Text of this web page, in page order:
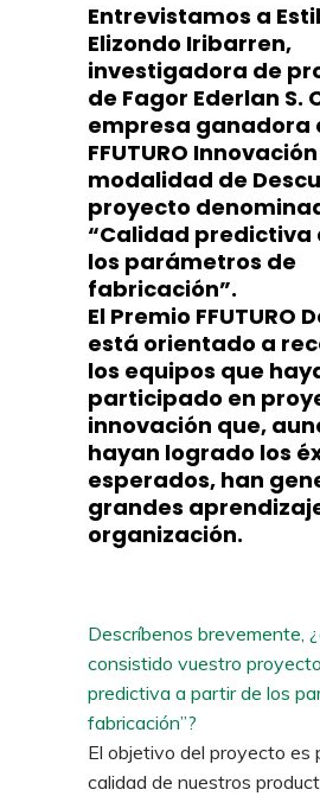
Entrevistamos a
Elizondo Iribarren,
investigadora de
de Fagor Ederlan S.
empresa ganadora
FFUTURO
modalidad de
proyecto
“Calidad predictiva
los parámetros de
fabricación”.
El Premio FFUTURO
está orientado a
los equipos que
participado en
innovación que,
hayan logrado los
esperados, han
grandes
organización.
Descríbenos brevemente,
consistido vuestro
predictiva a partir de los
fabricación”?
El objetivo del proyecto es
calidad de nuestros